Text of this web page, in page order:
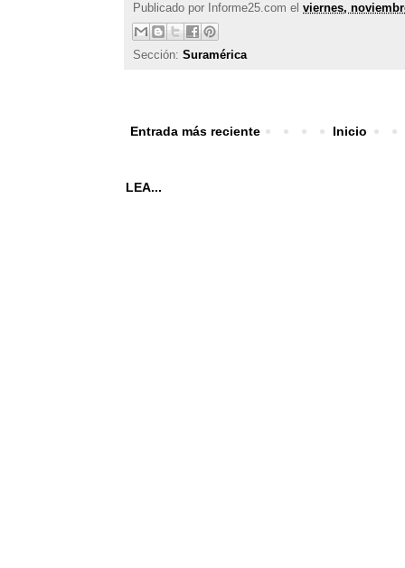
Publicado por Informe25.com el viernes,
Sección: Suramérica
Entrada más reciente Inicio
LEA...